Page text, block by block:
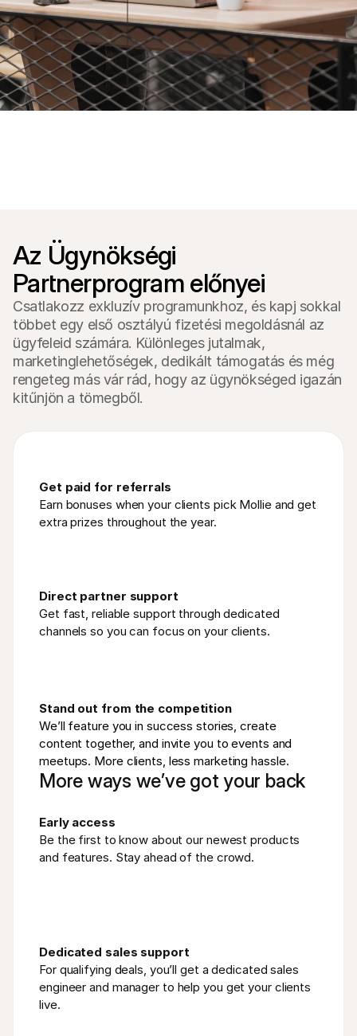
😅
Az Ügynökségi
Partnerprogram előnyei
Csatlakozz exkluzív programunkhoz, és kapj sokkal
többet egy első osztályú fizetési megoldásnál az
ügyfeleid számára. Különleges jutalmak,
marketinglehetőségek, dedikált támogatás és még
rengeteg más vár rád, hogy az ügynökséged igazán
kitűnjön a tömegből.
Get paid for referrals
Earn bonuses when your clients pick Mollie and get
extra prizes throughout the year.
Direct partner support
Get fast, reliable support through dedicated
channels so you can focus on your clients.
Stand out from the competition
We’ll feature you in success stories, create
content together, and invite you to events and
meetups. More clients, less marketing hassle.
More ways we’ve got your back
Early access
Be the first to know about our newest products
and features. Stay ahead of the crowd.
Dedicated sales support
For qualifying deals, you’ll get a dedicated sales
engineer and manager to help you get your clients
live.
Vásárlóknak
Tudd meg, miért szerepel a Mollie a bankszámlakivonatodon
Mollie ügyfeleknek
Lépj kapcsolatba az ügyfélszolgálatunkkal
Vedd fel a kapcsolatot az értékesítéssel
Fedezze fel, hogyan segíthetjük vállalkozását